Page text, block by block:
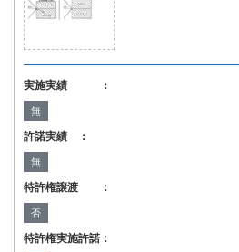
実施実績 ：
無
許諾実績 ：
無
特許権譲渡 ：
否
特許権実施許諾：